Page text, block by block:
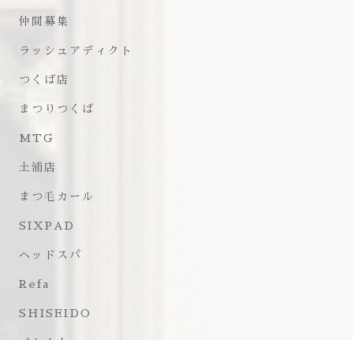
仲間募集
ラッシュアディクト
つくば店
まつりつくば
MTG
土浦店
まつ毛カール
SIXPAD
ヘッドスパ
Refa
SHISEIDO